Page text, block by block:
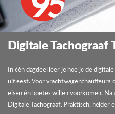
Digitale Tachograaf
In één dagdeel leer je hoe je de
uitleest. Voor vrachtwagenchauffeurs
eisen én boetes willen voorkomen.
Digitale Tachograaf. Praktisch, helder